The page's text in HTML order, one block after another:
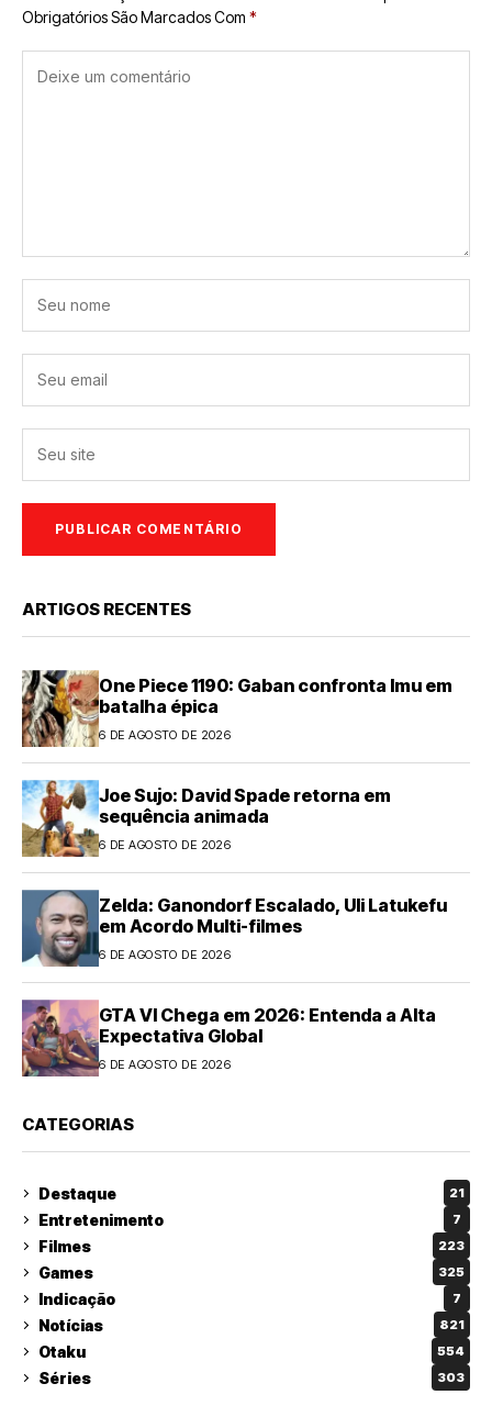
Obrigatórios São Marcados Com *
ARTIGOS RECENTES
One Piece 1190: Gaban confronta Imu em
batalha épica
6 DE AGOSTO DE 2026
Joe Sujo: David Spade retorna em
sequência animada
6 DE AGOSTO DE 2026
Zelda: Ganondorf Escalado, Uli Latukefu
em Acordo Multi-filmes
6 DE AGOSTO DE 2026
GTA VI Chega em 2026: Entenda a Alta
Expectativa Global
6 DE AGOSTO DE 2026
CATEGORIAS
Destaque 21
Entretenimento 7
Filmes 223
Games 325
Indicação 7
Notícias 821
Otaku 554
Séries 303